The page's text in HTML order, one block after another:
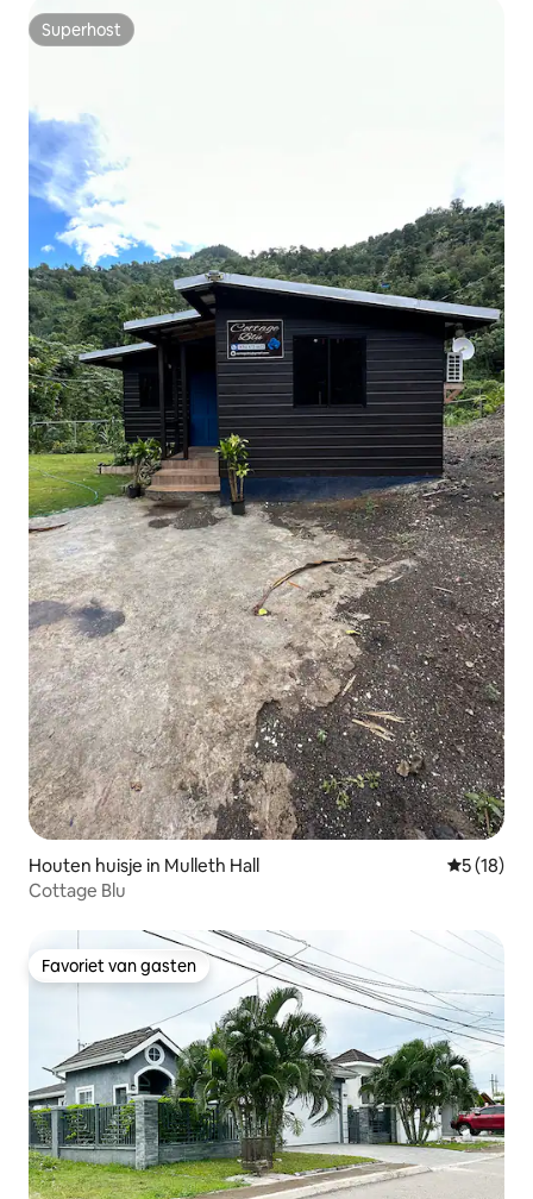
Superhost
Superhost
Houten huisje in Mulleth Hall
5 (18)
Cottage Blu
Favoriet van gasten
Favoriet van gasten